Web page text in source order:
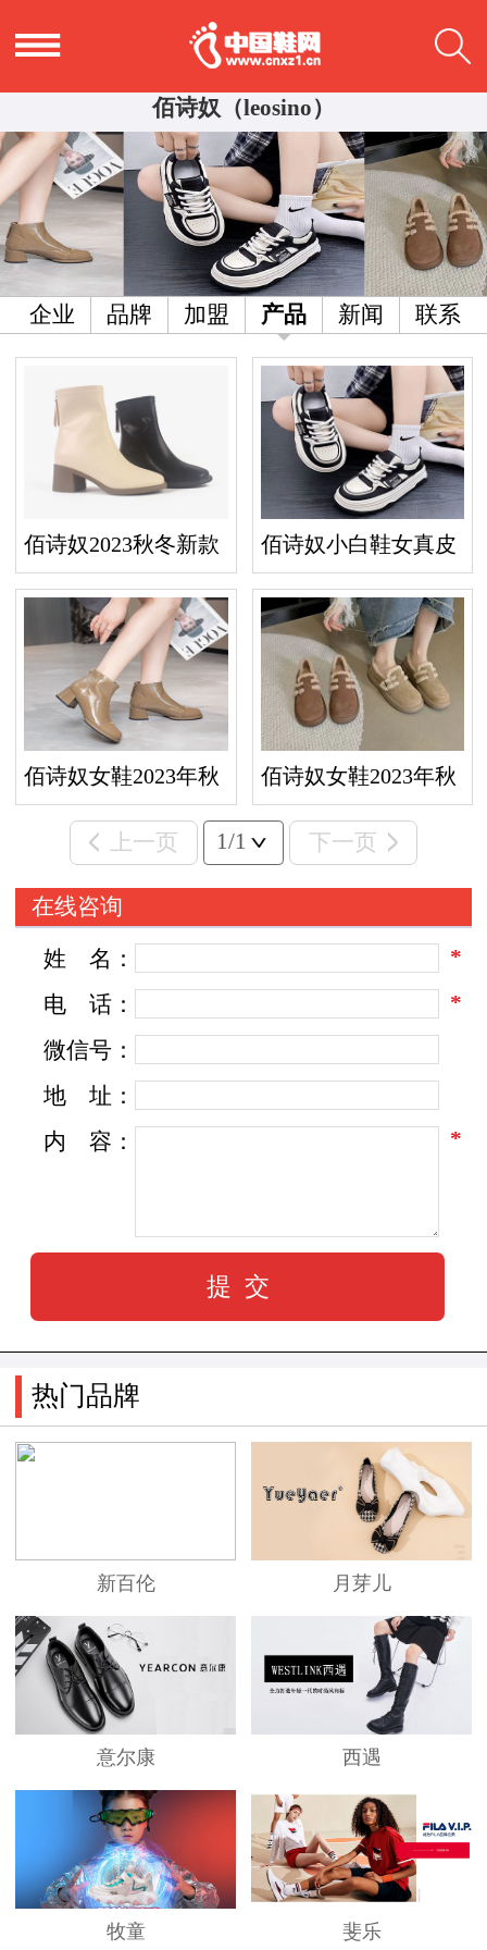
佰诗奴（leosino）
企业 品牌 加盟 产品 新闻 联系
佰诗奴2023秋冬新款
后拉链女靴时尚显瘦
短筒靴潮流舒适
佰诗奴小白鞋女真皮
2023新款秋休闲板鞋
百搭厚底运动鞋
佰诗奴女鞋2023年秋
季时装靴漆皮时尚高
佰诗奴女鞋2023年秋
冬款加绒厚底保暖毛
上一页 1/1 下一页
在线咨询
姓
名：
*
电
话：
*
微信号：
地
址：
内
容： *
热门品牌
新百伦 月芽儿
意尔康 西遇
牧童 斐乐